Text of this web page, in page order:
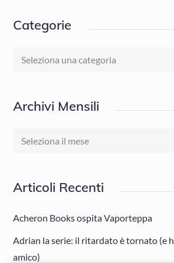
Categorie
Categorie
Archivi Mensili
Archivi
Articoli Recenti
Acheron Books ospita Vaporteppa
Adrian la serie: il ritardato è tornato (e
amico)